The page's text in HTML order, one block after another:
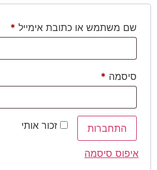
שם משתמש או כתובת אימייל *
סיסמה *
זכור אותי התחברות
איפוס סיסמה